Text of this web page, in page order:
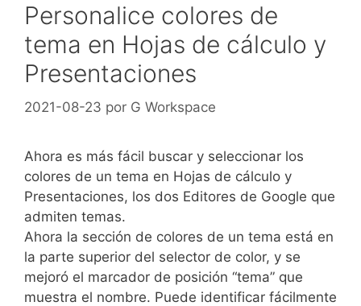
Personalice colores de
tema en Hojas de cálculo y
Presentaciones
2021-08-23 por G Workspace
Ahora es más fácil buscar y seleccionar los
colores de un tema en Hojas de cálculo y
Presentaciones, los dos Editores de Google que
admiten temas.
Ahora la sección de colores de un tema está en
la parte superior del selector de color, y se
mejoró el marcador de posición “tema” que
muestra el nombre. Puede identificar fácilmente